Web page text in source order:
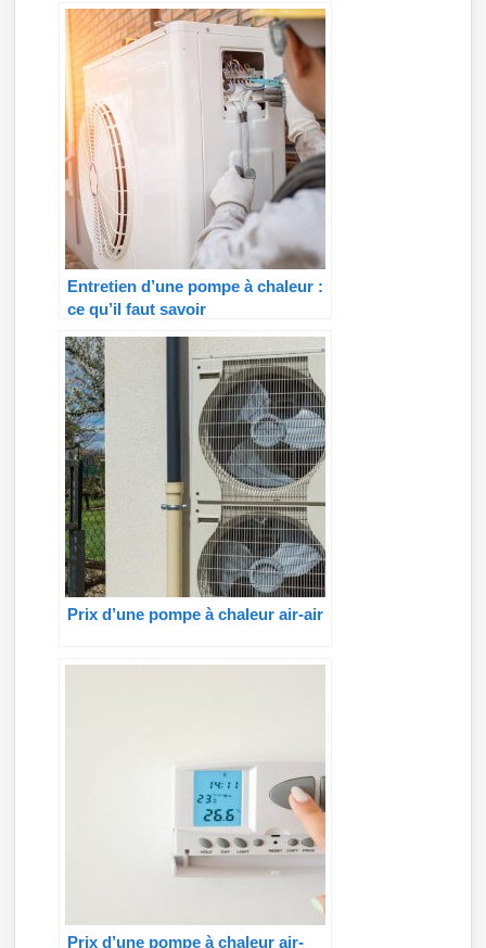
Entretien d’une pompe à chaleur :
ce qu’il faut savoir
Prix d’une pompe à chaleur air-air
Prix d’une pompe à chaleur air-